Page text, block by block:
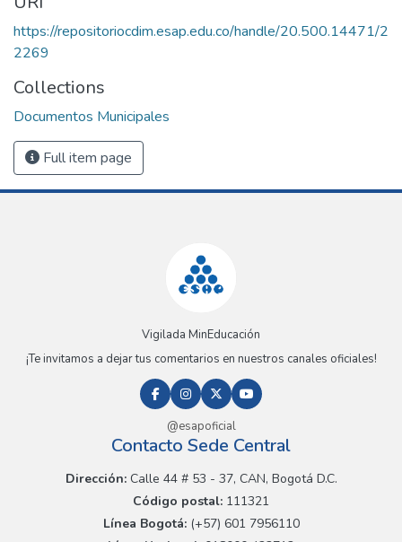
https://repositoriocdim.esap.edu.co/handle/20.500.14471/2
2269
Collections
Documentos Municipales
Full item page
Vigilada MinEducación
¡Te invitamos a dejar tus comentarios en nuestros canales oficiales!
@esapoficial
Contacto Sede Central
Dirección:Calle 44 # 53 - 37, CAN, Bogotá D.C.
Código postal: 111321
Línea Bogotá:(+57) 601 7956110